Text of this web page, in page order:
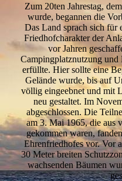
Zum 20ten Jahrestag,
wurde, begannen die
Das Land sprach sich für
Friedhofcharakter der
vor Jahren
Campingplatznutzung
erfüllte. Hier sollte eine
Gelände wurde, bis auf
völlig eingeebnet und mit
neu gestaltet. Im
abgeschlossen. Die
am 3. Mai 1965, die aus
gekommen waren,
Ehrenfriedhofes vor. Vor
30 Meter breiten
wachsenden Bäumen